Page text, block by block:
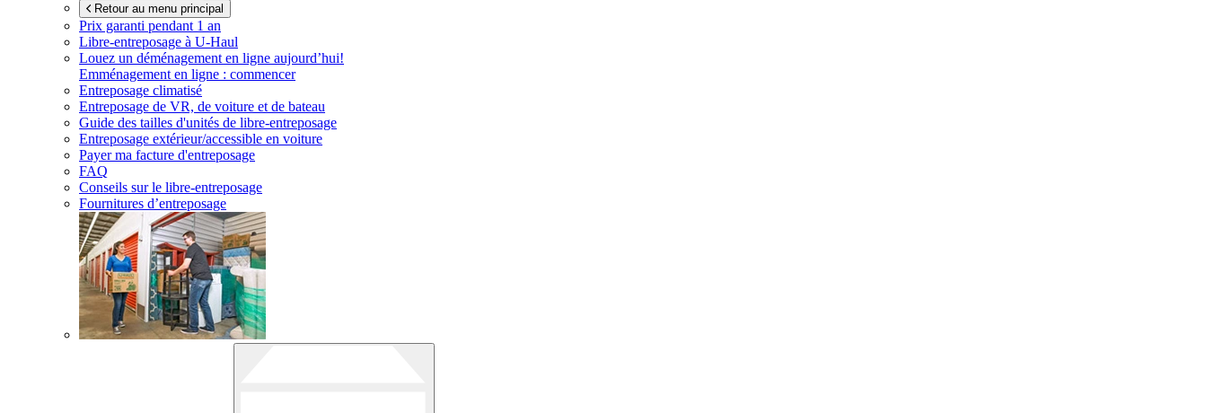
Retour au menu principal
Prix garanti pendant 1 an
Libre-entreposage à U-Haul
Louez un déménagement en ligne aujourd’hui!
Emménagement en ligne : commencer
Entreposage climatisé
Entreposage de VR, de voiture et de bateau
Guide des tailles d'unités de libre-entreposage
Entreposage extérieur/accessible en voiture
Payer ma facture d'entreposage
FAQ
Conseils sur le libre-entreposage
Fournitures d’entreposage